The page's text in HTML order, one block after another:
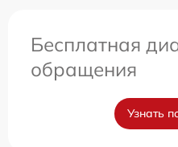
Бесплатная
обращения
Узнать